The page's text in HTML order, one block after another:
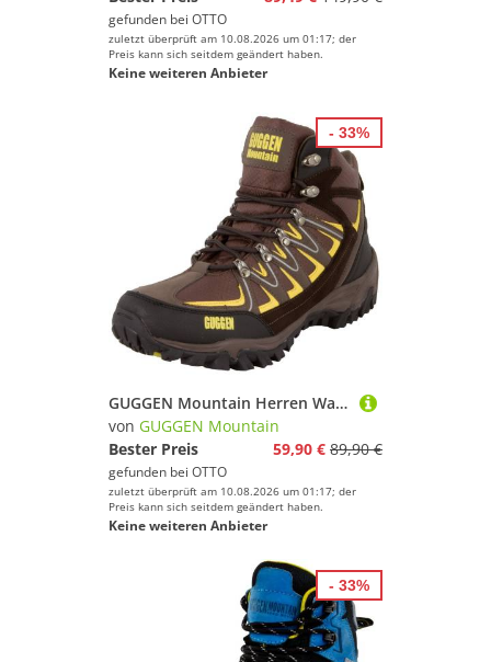
gefunden bei OTTO
zuletzt überprüft am 10.08.2026 um 01:17; der
Preis kann sich seitdem geändert haben.
Keine weiteren Anbieter
GUGGEN Mountain Herren Wanderstiefel Wanderschuh M009 Trekkingschuhe Wanderschuh Wasserabweisend, Verstärkte Schuhspitze, Softshell und Leder Mix
von GUGGEN Mountain
Bester Preis
59,90 € 89,90 €
gefunden bei OTTO
zuletzt überprüft am 10.08.2026 um 01:17; der
Preis kann sich seitdem geändert haben.
Keine weiteren Anbieter
- 33%
- 33%